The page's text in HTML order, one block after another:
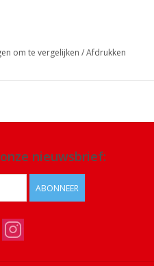
continu licht of
te bevestigen
om te vergelijken /Afdrukken
nieuwsbrief:
ABONNEER